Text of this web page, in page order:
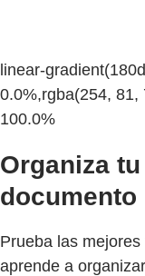
linear-
0.0%,rgba(254, 81,
100.0%
Organiza
documento
Prueba las
aprende a